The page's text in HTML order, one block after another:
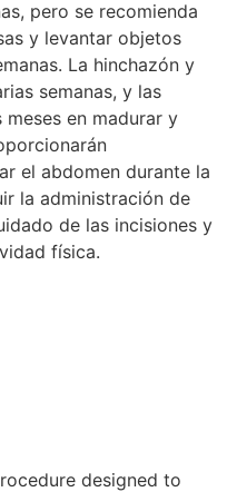
pero se recomienda
y levantar objetos
La hinchazón y
semanas, y las
en madurar y
el abdomen durante la
la administración de
de las incisiones y
física.
designed to